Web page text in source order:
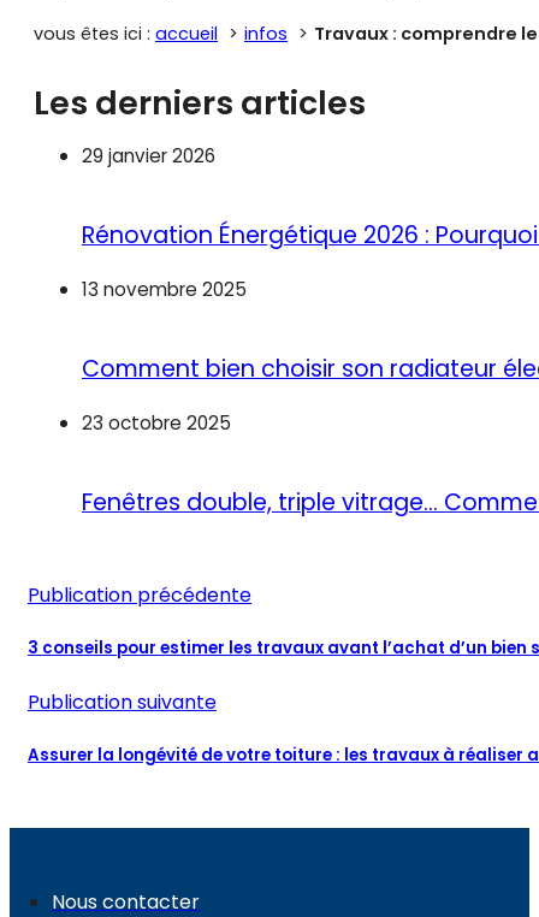
vous êtes ici : accueil infos Travaux : comprendre
Les derniers articles
29 janvier 2026
Rénovation Énergétique 2026 :
13 novembre 2025
Comment bien choisir son radiateur
23 octobre 2025
Fenêtres double, triple vitrage…
Publication précédente
3 conseils pour estimer les travaux avant l’achat d’un bien
Publication suivante
Assurer la longévité de votre toiture : les travaux à réaliser
Nous contacter